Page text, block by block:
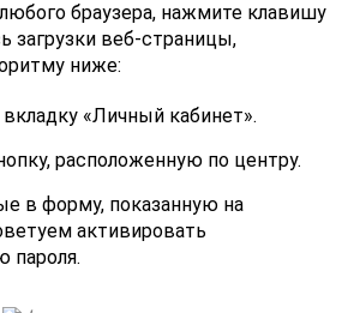
браузера, нажмите клавишу
загрузки веб-страницы,
ниже:
«Личный кабинет».
расположенную по центру.
в форму, показанную на
активировать
пароля.